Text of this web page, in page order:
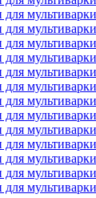
для
для
для
для
для
для
для
для
для
для
для
для
для